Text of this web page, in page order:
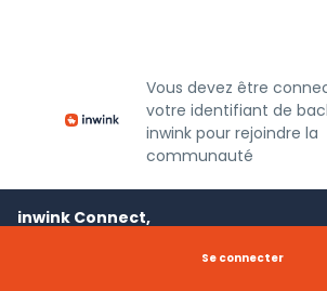
Vous devez être
votre identifiant de
inwink pour rejoindre la
communauté
inwink Connect,
Se connecter